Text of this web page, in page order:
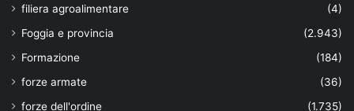
filiera agroalimentare
(4)
Foggia e provincia
(2.943)
Formazione
(184)
forze armate
(36)
forze dell'ordine
(1.735)